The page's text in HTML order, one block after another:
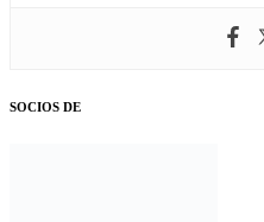
SOCIOS DE